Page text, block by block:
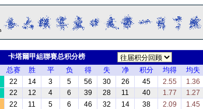
卡塔爾甲組聯賽总积分榜
总赛
胜 平 负 得 失 净 积分 均得
均失
22 14 3 5 56 30 26 45 2.55
1.36
22 12 4 6 39 28 11 40 1.77
1.27
22 11 5 6 46 32 14 38 2.09
1.45